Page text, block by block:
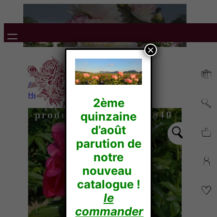
Accueil/Pivoines
Herbacées/
2ème
quinzaine
d’août
parution de
notre
nouveau
catalogue !
le
commander
×